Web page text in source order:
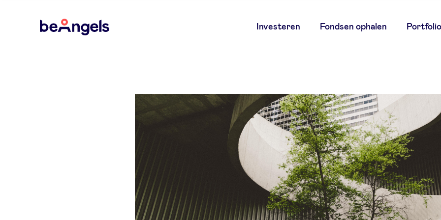
BeAngels
Main
Investeren Fondsen ophalen Portfolio